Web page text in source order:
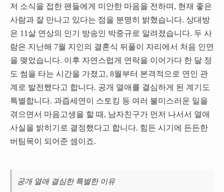
저 소식을 접한 팬들에게 미안한 마음을 전하며, 현재 좋은
사람과 잘 만나고 있다는 점을 분명히 밝혔습니다. 상대방
은 11살 연상의 인기 방송인 박중규로 알려졌습니다. 두 사
람은 지난해 7월 지인의 결혼식 뒤풀이 자리에서 처음 인연
을 맺었습니다. 이후 자연스럽게 연락을 이어가다 한 달 정
도 썸을 타는 시간을 가졌고, 8월부터 본격적으로 연인 관
계로 발전했다고 합니다. 공개 열애를 결심하게 된 계기도
특별합니다. 과즙세연이 스토킹 등 여러 불미스러운 일을
겪으면서 마음고생을 할 때, 남자친구가 먼저 나서서 열애
사실을 밝히기로 결정했다고 합니다. 힘든 시기에 든든한
버팀목이 되어준 셈이죠.
공개 열애 결심한 특별한 이유